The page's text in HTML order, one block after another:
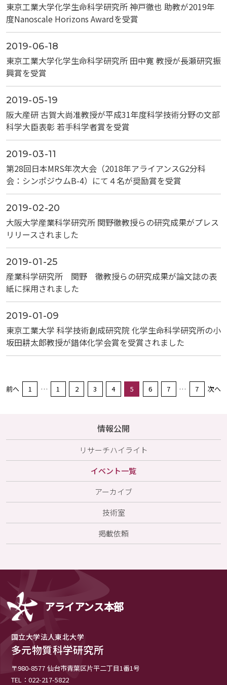
東京工業大学化学生命科学研究所 神戸徹也 助教が2019年
度Nanoscale Horizons Awardを受賞
2019-06-18
東京工業大学化学生命科学研究所 田中寛 教授が長瀬研究振
興賞を受賞
2019-05-19
阪大産研 古賀大尚准教授が平成31年度科学技術分野の文部
科学大臣表彰 若手科学者賞を受賞
2019-03-11
第28回日本MRS年次大会（2018年アライアンスG2分科
会：シンポジウムB-4）にて４名が奨励賞を受賞
2019-02-20
大阪大学産業科学研究所 関野徹教授らの研究成果がプレス
リリースされました
2019-01-25
産業科学研究所 関野 徹教授らの研究成果が論文誌の表
紙に採用されました
2019-01-09
東京工業大学 科学技術創成研究院 化学生命科学研究所の小
坂田耕太郎教授が錯体化学会賞を受賞されました
前へ 1 … 1 2 3 4 5 6 7 … 7 次へ
情報公開
リサーチハイライト
イベント一覧
アーカイブ
技術室
掲載依頼
アライアンス本部
国立大学法人東北大学
多元物質科学研究所
〒980-8577 仙台市青葉区片平二丁目1番1号
TEL：022-217-5822